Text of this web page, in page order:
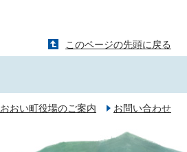
このページの先頭に戻る
おおい町役場のご案内 お問い合わせ